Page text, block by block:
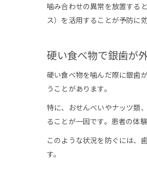
噛み合わせの異常を放置する
ス）を活用することが予防に効
硬い食べ物で銀歯が
硬い食べ物を噛んだ際に銀歯
うことがあります。
特に、おせんべいやナッツ類
ることが一因です。患者の体
このような状況を防ぐには、
す。